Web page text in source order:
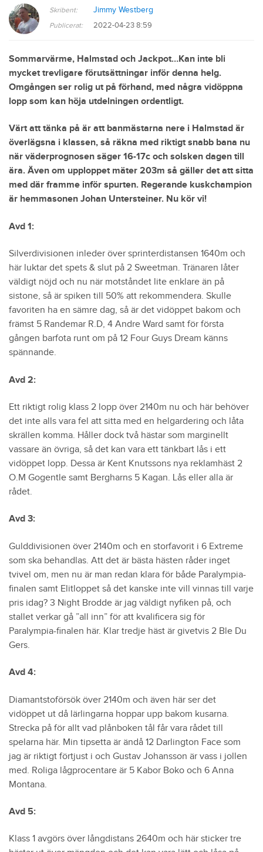
Skribent: Jimmy Westberg
Publicerat: 2022-04-23 8:59
Sommarvärme, Halmstad och Jackpot…Kan inte bli
mycket trevligare förutsättningar inför denna helg.
Omgången ser rolig ut på förhand, med några vidöppna
lopp som kan höja utdelningen ordentligt.
Värt att tänka på är att banmästarna nere i Halmstad är
överlägsna i klassen, så räkna med riktigt snabb bana nu
när väderprognosen säger 16-17c och solsken dagen till
ära. Även om upploppet mäter 203m så gäller det att sitta
med där framme inför spurten. Regerande kuskchampion
är hemmasonen Johan Untersteiner. Nu kör vi!
Avd 1:
Silverdivisionen inleder över sprinterdistansen 1640m och
här luktar det spets & slut på 2 Sweetman. Tränaren låter
väldigt nöjd och nu när motståndet lite enklare än på
sistone, så är spiken till 50% att rekommendera. Skulle
favoriten ha en sämre dag, så är det vidöppet bakom och
främst 5 Randemar R.D, 4 Andre Ward samt för första
gången barfota runt om på 12 Four Guys Dream känns
spännande.
Avd 2:
Ett riktigt rolig klass 2 lopp över 2140m nu och här behöver
det inte alls vara fel att sitta med en helgardering och låta
skrällen komma. Håller dock två hästar som marginellt
vassare än övriga, så det kan vara ett tänkbart lås i ett
vidöppet lopp. Dessa är Kent Knutssons nya reklamhäst 2
O.M Gogentle samt Bergharns 5 Kagan. Lås eller alla är
rådet.
Avd 3:
Gulddivisionen över 2140m och en storfavorit i 6 Extreme
som ska behandlas. Att det är bästa hästen råder inget
tvivel om, men nu är man redan klara för både Paralympia-
finalen samt Elitloppet så det kanske inte vill vinnas till varje
pris idag? 3 Night Brodde är jag väldigt nyfiken på, och
stallet verkar gå ”all inn” för att kvalificera sig för
Paralympia-finalen här. Klar tredje häst är givetvis 2 Ble Du
Gers.
Avd 4:
Diamantstoförsök över 2140m och även här ser det
vidöppet ut då lärlingarna hoppar upp bakom kusarna.
Strecka på för allt vad plånboken tål får vara rådet till
spelarna här. Min tipsetta är ändå 12 Darlington Face som
jag är riktigt förtjust i och Gustav Johansson är vass i jollen
med. Roliga lågprocentare är 5 Kabor Boko och 6 Anna
Montana.
Avd 5:
Klass 1 avgörs över långdistans 2640m och här sticker tre